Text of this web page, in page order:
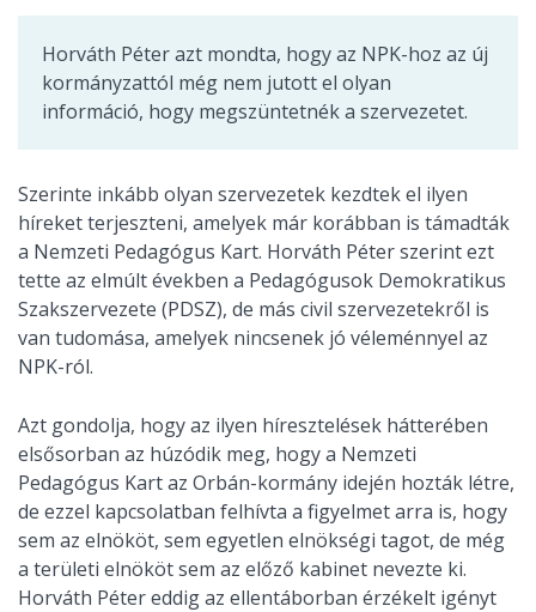
Horváth Péter azt mondta, hogy az NPK-hoz az új
kormányzattól még nem jutott el olyan
információ, hogy megszüntetnék a szervezetet.
Szerinte inkább olyan szervezetek kezdtek el ilyen
híreket terjeszteni, amelyek már korábban is támadták
a Nemzeti Pedagógus Kart. Horváth Péter szerint ezt
tette az elmúlt években a Pedagógusok Demokratikus
Szakszervezete (PDSZ), de más civil szervezetekről is
van tudomása, amelyek nincsenek jó véleménnyel az
NPK-ról.
Azt gondolja, hogy az ilyen híresztelések hátterében
elsősorban az húzódik meg, hogy a Nemzeti
Pedagógus Kart az Orbán-kormány idején hozták létre,
de ezzel kapcsolatban felhívta a figyelmet arra is, hogy
sem az elnököt, sem egyetlen elnökségi tagot, de még
a területi elnököt sem az előző kabinet nevezte ki.
Horváth Péter eddig az ellentáborban érzékelt igényt